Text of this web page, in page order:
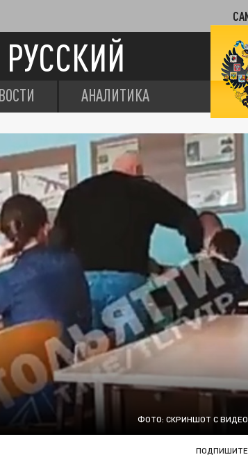
АНАЛИТИКА
ФОТО: СКРИНШОТ С ВИДЕО